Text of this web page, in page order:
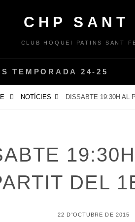
CHP SANT
CLUB HOQUEI PATINS SANT
TEMPORADA 24-25
NOTÍCIES DISSABTE 19:30H AL
DEL
POSTED
22 D'OCTUBRE DE 2015